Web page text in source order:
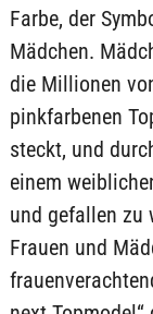
Farbe, der
Mädchen.
die Millionen
pinkfarbenen
steckt, und
einem
und gefallen zu
Frauen und